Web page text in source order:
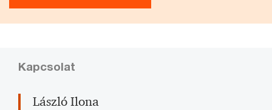
Kapcsolat
László Ilona